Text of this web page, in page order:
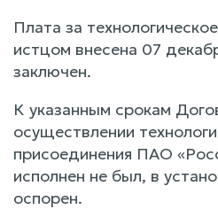
Плата за
истцом внесена 07
заключен.
К указанным срокам
осуществлении
присоединения ПАО
исполнен не был, в
оспорен.